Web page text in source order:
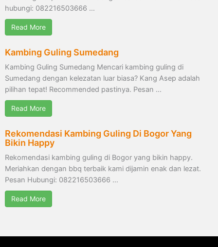
hubungi: 082216503666 …
Read More
Kambing Guling Sumedang
Kambing Guling Sumedang Mencari kambing guling di
Sumedang dengan kelezatan luar biasa? Kang Asep adalah
pilihan tepat! Recommended pastinya. Pesan …
Read More
Rekomendasi Kambing Guling Di Bogor Yang
Bikin Happy
Rekomendasi kambing guling di Bogor yang bikin happy.
Meriahkan dengan bbq terbaik kami dijamin enak dan lezat.
Pesan Hubungi: 082216503666 …
Read More